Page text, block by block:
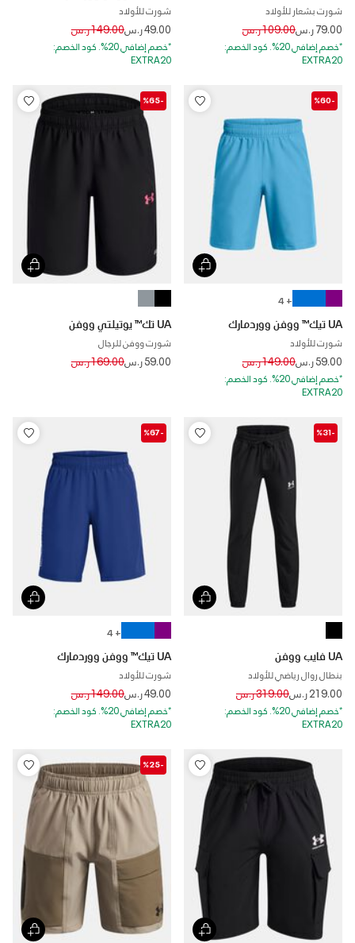
شورت بشعار للأولاد
79.00 ر.س Price reduced from
109.00 ر.س to
*خصم إضافي 20%. كود الخصم:
EXTRA20
شورت للأولاد
49.00 ر.س Price reduced from
149.00 ر.س to
*خصم إضافي 20%. كود الخصم:
EXTRA20
-%60
+ 4
UA تيك™ ووفن ووردمارك
شورت للأولاد
59.00 ر.س Price reduced from
149.00 ر.س to
*خصم إضافي 20%. كود الخصم:
EXTRA20
-%65
UA تك™ يوتيلتي ووفن
شورت ووفن للرجال
59.00 ر.س Price reduced from
169.00 ر.س to
-%31
UA فايب ووفن
بنطال روال رياضي للأولاد
219.00 ر.س Price reduced from
319.00 ر.س to
*خصم إضافي 20%. كود الخصم:
EXTRA20
-%67
+ 4
UA تيك™ ووفن ووردمارك
شورت للأولاد
49.00 ر.س Price reduced from
149.00 ر.س to
*خصم إضافي 20%. كود الخصم:
EXTRA20
-%25